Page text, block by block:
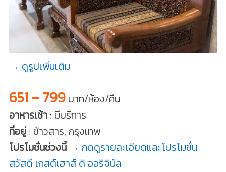
→ ดูรูปเพิ่มเติม
651 – 799บาท/ห้อง/คืน
อาหารเช้า: มีบริการ
ที่อยู่: ข้าวสาร, กรุงเทพ
โปรโมชั่นช่วงนี้ → กดดูรายละเอียดและโปรโมชั่น
สวัสดี เกสต์เฮาส์ ดิ ออริจินัล